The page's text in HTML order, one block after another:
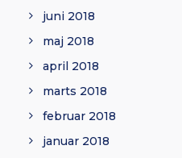
juni 2018
maj 2018
april 2018
marts 2018
februar 2018
januar 2018